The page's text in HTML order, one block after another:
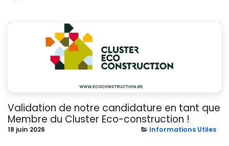
Validation de notre candidature en tant que
Membre du Cluster Eco-construction !
18 juin 2026 Informations Utiles